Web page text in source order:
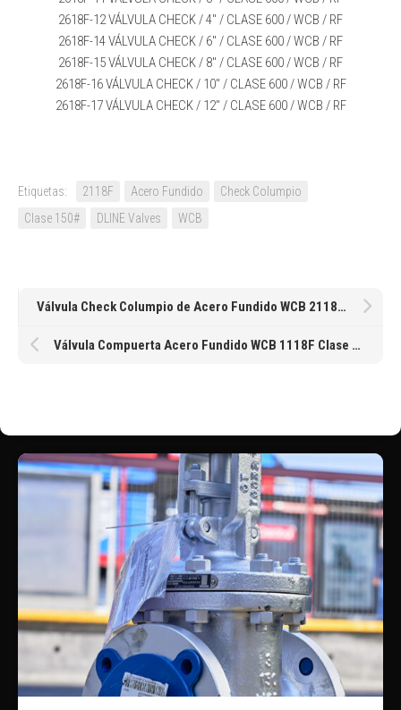
2618F-12 VÁLVULA CHECK / 4″ / CLASE 600 / WCB / RF
2618F-14 VÁLVULA CHECK / 6″ / CLASE 600 / WCB / RF
2618F-15 VÁLVULA CHECK / 8″ / CLASE 600 / WCB / RF
2618F-16 VÁLVULA CHECK / 10″ / CLASE 600 / WCB / RF
2618F-17 VÁLVULA CHECK / 12″ / CLASE 600 / WCB / RF
Etiquetas: 2118F Acero Fundido
Check Columpio
Clase 150#
DLINE Valves WCB
Válvula Check Columpio de Acero Fundido WCB 2118F Clase 150 RF de 2″ 51MM
Válvula Compuerta Acero Fundido WCB 1118F Clase 150 RF de 24″